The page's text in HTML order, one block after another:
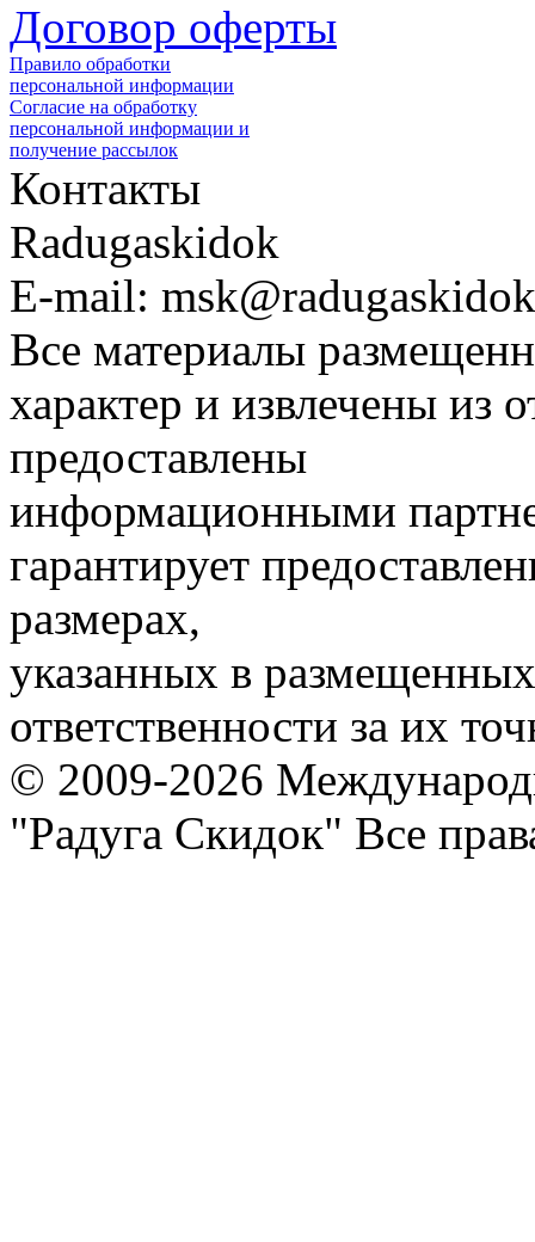
Договор оферты
Правило обработки
персональной информации
Согласие на обработку
персональной информации и
получение рассылок
Контакты
Radugaskidok
E-mail:
Все материалы
характер и извлечены из
предоставлены
информационными
гарантирует
размерах,
указанных в
ответственности за их
© 2009-2026
"Радуга Скидок" Все